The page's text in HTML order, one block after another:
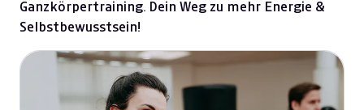
Ganzkörpertraining. Dein Weg zu mehr Energie &
Selbstbewusstsein!